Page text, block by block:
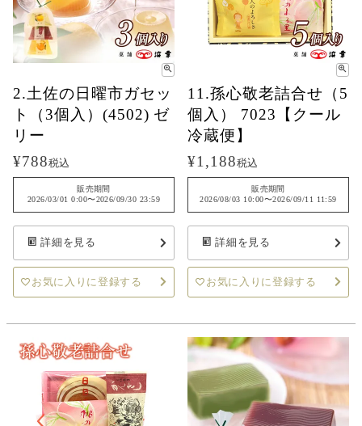
2.土佐の日曜市ガセッ
ト（3個入）(4502) ゼ
リー
¥788税込
販売期間
2026/03/01 0:00〜2026/09/30 23:59
詳細を見る
お気に入りに登録する
11.孫心敬老詰合せ（5
個入） 7023【クール
冷蔵便】
¥1,188税込
販売期間
2026/08/03 10:00〜2026/09/11 11:59
詳細を見る
お気に入りに登録する